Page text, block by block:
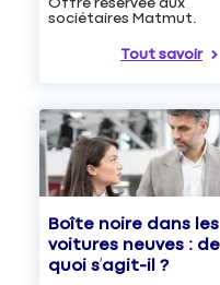
sociétaires Matmut.
Tout savoir
Boîte noire dans les
voitures neuves : de
quoi s’agit-il ?